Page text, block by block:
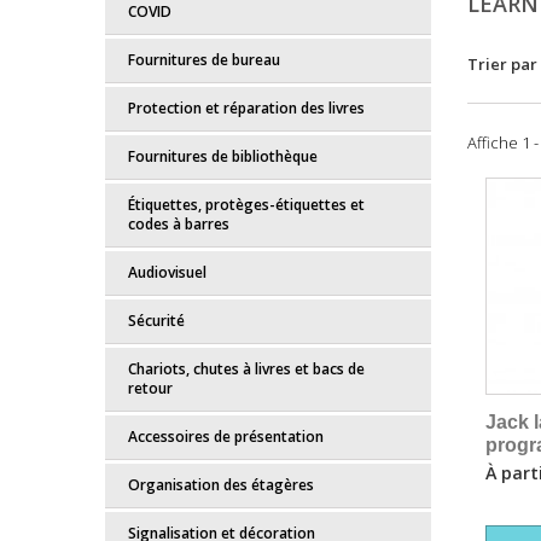
COVID
Fournitures de bureau
Protection et réparation des livres
Fournitures de bibliothèque
Étiquettes, protèges-étiquettes et
codes à barres
Audiovisuel
Sécurité
Chariots, chutes à livres et bacs de
retour
Accessoires de présentation
Organisation des étagères
Signalisation et décoration
Trier par
Affiche 1
Jack
À